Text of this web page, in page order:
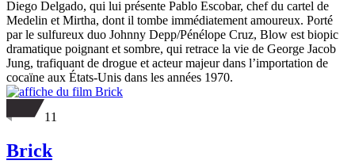
Diego Delgado, qui lui présente Pablo Escobar, chef du cartel de
Medelin et Mirtha, dont il tombe immédiatement amoureux. Porté
par le sulfureux duo Johnny Depp/Pénélope Cruz, Blow est biopic
dramatique poignant et sombre, qui retrace la vie de George Jacob
Jung, trafiquant de drogue et acteur majeur dans l’importation de
cocaïne aux États-Unis dans les années 1970.
11
Brick